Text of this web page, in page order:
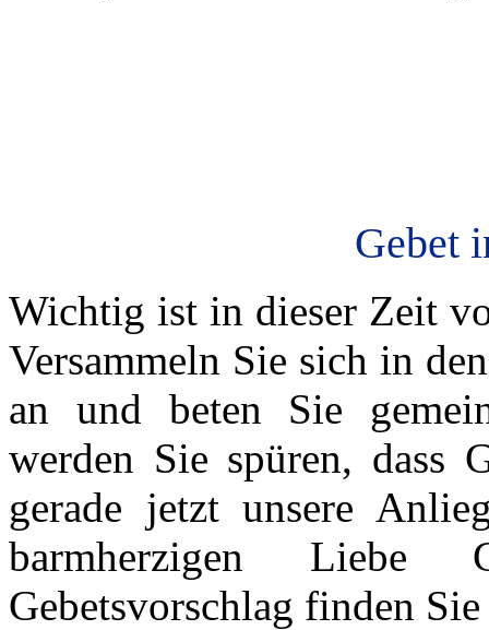
Gebet
Wichtig ist in dieser Zeit
Versammeln Sie sich in
an und beten Sie
werden Sie spüren, dass
gerade jetzt unsere
barmherzigen
Gebetsvorschlag finden